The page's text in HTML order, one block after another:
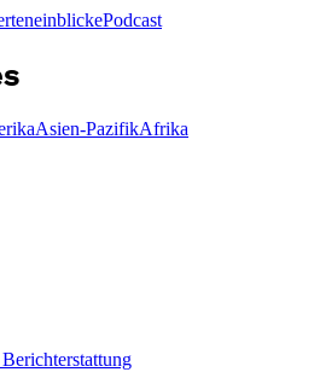
Podcast
Asien-PazifikAfrika